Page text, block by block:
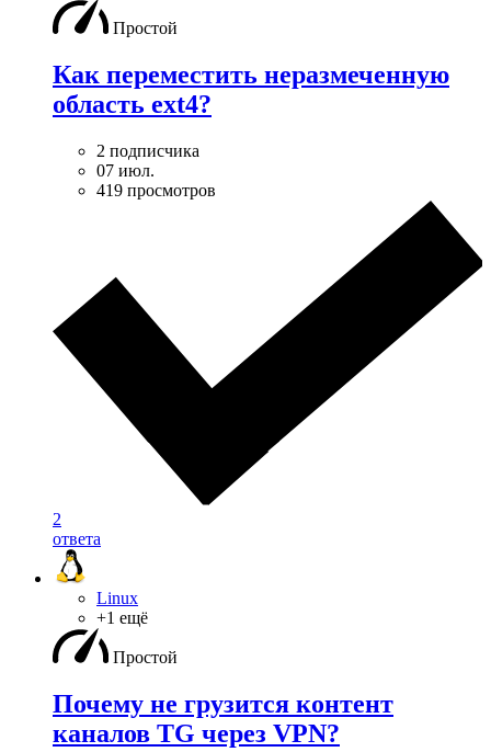
Простой
Как переместить неразмеченную
область ext4?
2 подписчика
07 июл.
419 просмотров
2
ответа
Linux
+1 ещё
Простой
Почему не грузится контент
каналов TG через VPN?